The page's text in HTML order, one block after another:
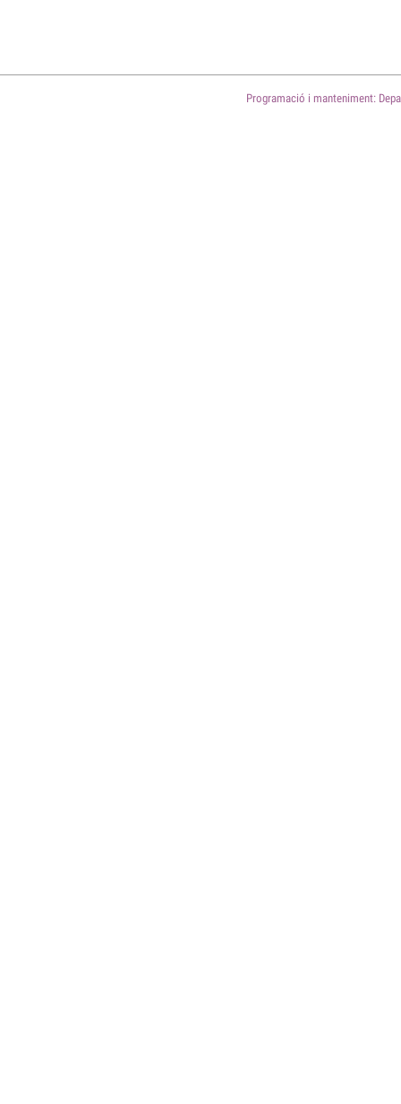
Programació i manteniment: